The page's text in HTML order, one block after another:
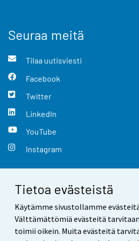
Tietoa evästeistä
Käytämme sivustollamme
Välttämättömiä evästeitä
toimii oikein. Muita evästeitä
Seuraa meitä
Tilaa uutisviesti
Facebook
Twitter
LinkedIn
YouTube
Instagram
Yhteystiedot
Palaute
Käyttöehdot